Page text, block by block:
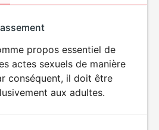
SEXUALITÉ
EXPLICITE
propos essentiel de
actes sexuels de manière
conséquent, il doit être
aux adultes.